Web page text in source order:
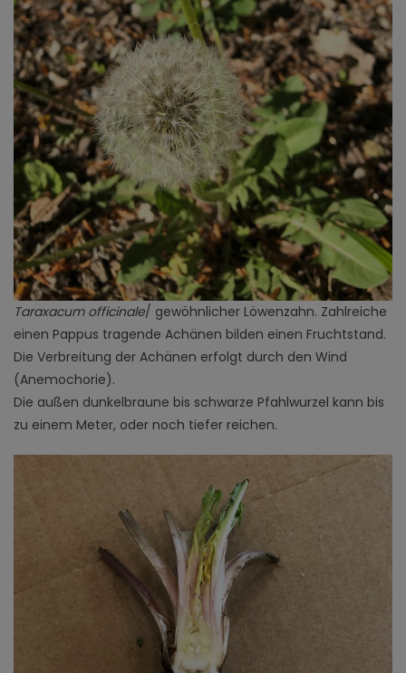
Taraxacum officinale/ gewöhnlicher Löwenzahn. Zahlreiche
einen Pappus tragende Achänen bilden einen Fruchtstand.
Die Verbreitung der Achänen erfolgt durch den Wind
(Anemochorie).
Die außen dunkelbraune bis schwarze Pfahlwurzel kann bis
zu einem Meter, oder noch tiefer reichen.